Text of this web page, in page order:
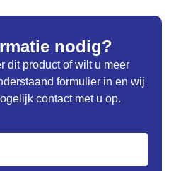
nodig?
dit product of wilt u meer
formulier in en wij
contact met u op.